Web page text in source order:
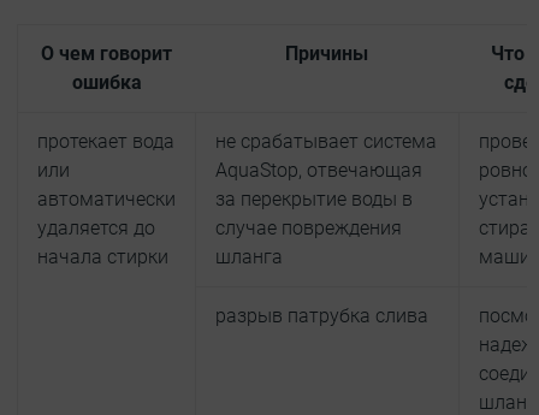
О чем говорит
ошибка
Причины
Что
протекает вода
или
автоматически
удаляется до
начала стирки
не срабатывает система
AquaStop, отвечающая
за перекрытие воды в
случае повреждения
шланга
ровно
разрыв патрубка слива
шланг